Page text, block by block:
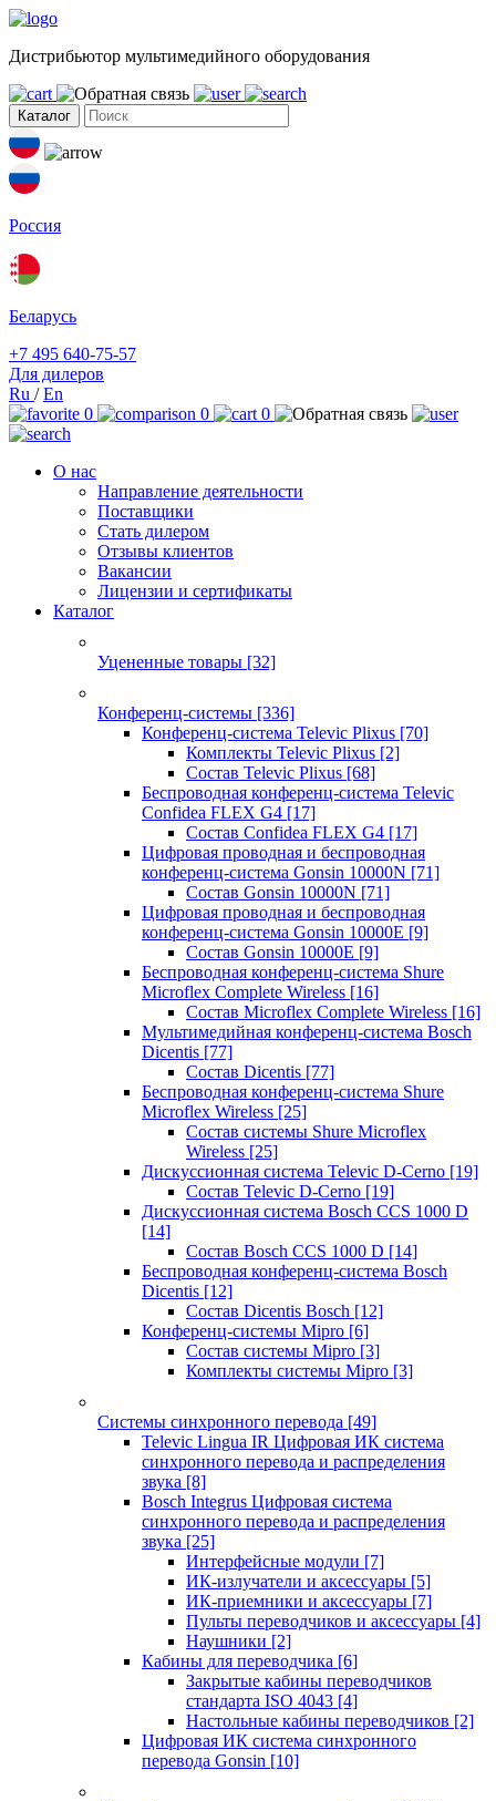
Дистрибьютор мультимедийного оборудования
Каталог
Россия
Беларусь
+7 495 640-75-57
Для дилеров
Ru /En
0
0 0
О нас
Направление деятельности
Поставщики
Стать дилером
Отзывы клиентов
Вакансии
Лицензии и сертификаты
Каталог
Уцененные товары [32]
Конференц-системы [336]
Конференц-система Televic Plixus [70]
Комплекты Televic Plixus [2]
Состав Televic Plixus [68]
Беспроводная конференц-система Televic
Confidea FLEX G4 [17]
Состав Confidea FLEX G4 [17]
Цифровая проводная и беспроводная
конференц-система Gonsin 10000N [71]
Состав Gonsin 10000N [71]
Цифровая проводная и беспроводная
конференц-система Gonsin 10000E [9]
Состав Gonsin 10000E [9]
Беспроводная конференц-система Shure
Microflex Complete Wireless [16]
Состав Microflex Complete Wireless [16]
Мультимедийная конференц-система Bosch
Dicentis [77]
Состав Dicentis [77]
Беспроводная конференц-система Shure
Microflex Wireless [25]
Состав системы Shure Microflex
Wireless [25]
Дискуссионная система Televic D-Cerno [19]
Состав Televic D-Cerno [19]
Дискуссионная система Bosch CCS 1000 D
[14]
Состав Bosch CCS 1000 D [14]
Беспроводная конференц-система Bosch
Dicentis [12]
Состав Dicentis Bosch [12]
Конференц-системы Mipro [6]
Состав системы Mipro [3]
Комплекты системы Mipro [3]
Системы синхронного перевода [49]
Televic Lingua IR Цифровая ИК система
синхронного перевода и распределения
звука [8]
Bosch Integrus Цифровая система
синхронного перевода и распределения
звука [25]
Интерфейсные модули [7]
ИК-излучатели и аксессуары [5]
ИК-приемники и аксессуары [7]
Пульты переводчиков и аксессуары [4]
Наушники [2]
Кабины для переводчика [6]
Закрытые кабины переводчиков
стандарта ISO 4043 [4]
Настольные кабины переводчиков [2]
Цифровая ИК система синхронного
перевода Gonsin [10]